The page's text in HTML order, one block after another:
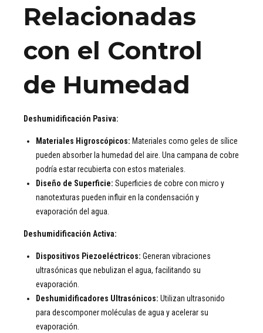
Relacionadas
con el Control
de Humedad
Deshumidificación Pasiva:
Materiales Higroscópicos: Materiales como geles de sílice
pueden absorber la humedad del aire. Una campana de cobre
podría estar recubierta con estos materiales.
Diseño de Superficie: Superficies de cobre con micro y
nanotexturas pueden influir en la condensación y
evaporación del agua.
Deshumidificación Activa:
Dispositivos Piezoeléctricos: Generan vibraciones
ultrasónicas que nebulizan el agua, facilitando su
evaporación.
Deshumidificadores Ultrasónicos: Utilizan ultrasonido
para descomponer moléculas de agua y acelerar su
evaporación.